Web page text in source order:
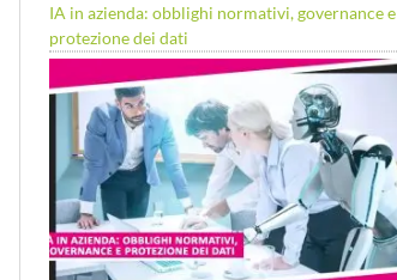
IA in azienda: obblighi normativi, governance e
protezione dei dati